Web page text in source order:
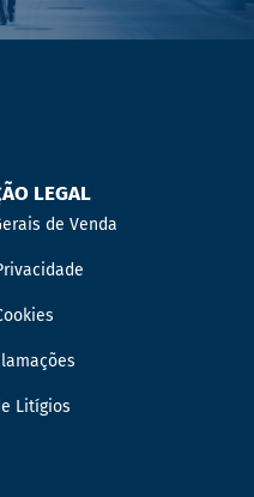
LEGAL
de Venda
Litígios